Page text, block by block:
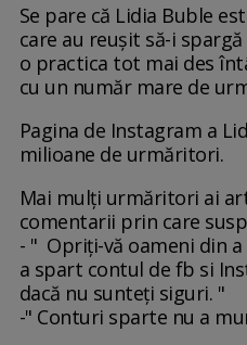
Se pare că Lidia Buble
care au reușit să-i
o practica tot mai des
cu un număr mare de
Pagina de Instagram a
milioane de urmăritori.
Mai mulți urmăritori ai
comentarii prin care
- " Opriți-vă oameni din a
a spart contul de fb si
dacă nu sunteți siguri. "
-" Conturi sparte nu a